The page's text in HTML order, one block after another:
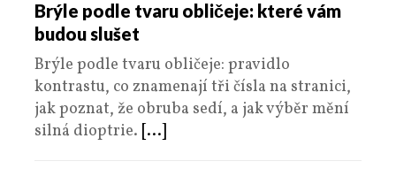
Brýle podle tvaru obličeje: které vám
budou slušet
Brýle podle tvaru obličeje: pravidlo
kontrastu, co znamenají tři čísla na stranici,
jak poznat, že obruba sedí, a jak výběr mění
silná dioptrie. [...]